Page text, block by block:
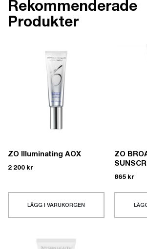
Rekommenderade
Produkter
ZO Illuminating AOX
2 200 kr
LÄGG I VARUKORGEN
ZO
865 kr